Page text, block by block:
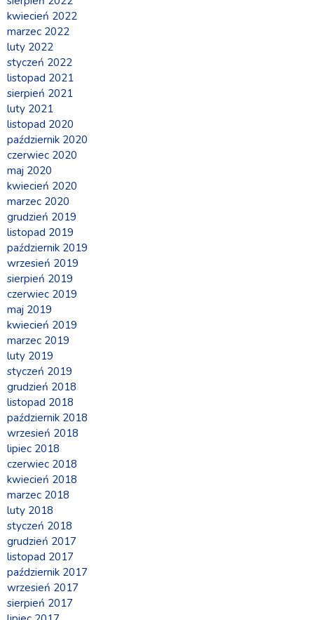
kwiecień 2022
marzec 2022
luty 2022
styczeń 2022
listopad 2021
sierpień 2021
luty 2021
listopad 2020
październik 2020
czerwiec 2020
maj 2020
kwiecień 2020
marzec 2020
grudzień 2019
listopad 2019
październik 2019
wrzesień 2019
sierpień 2019
czerwiec 2019
maj 2019
kwiecień 2019
marzec 2019
luty 2019
styczeń 2019
grudzień 2018
listopad 2018
październik 2018
wrzesień 2018
lipiec 2018
czerwiec 2018
kwiecień 2018
marzec 2018
luty 2018
styczeń 2018
grudzień 2017
listopad 2017
październik 2017
wrzesień 2017
sierpień 2017